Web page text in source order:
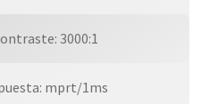
3000:1
mprt/1ms